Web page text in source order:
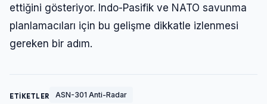
ettiğini gösteriyor. Indo-Pasifik ve NATO savunma
planlamacıları için bu gelişme dikkatle izlenmesi
gereken bir adım.
ETİKETLER ASN-301 Anti-Radar